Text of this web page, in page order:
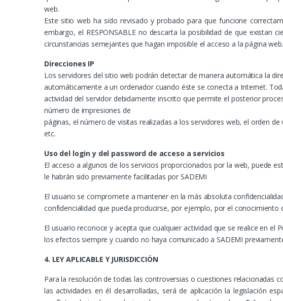
web.
Este sitio web ha sido revisado y probado para que funcione
embargo, el RESPONSABLE no descarta la posibilidad de que
circunstancias semejantes que hagan imposible el acceso a la página web.
Direcciones IP
Los servidores del sitio web podrán detectar de manera automática la
automáticamente a un ordenador cuando éste se conecta a Internet.
actividad del servidor debidamente inscrito que permite el posterior
número de impresiones de
páginas, el número de visitas realizadas a los servidores web, el orden
etc.
Uso del login y del password de acceso a servicios
El acceso a algunos de los servicios proporcionados por la web, puede
le habrán sido previamente facilitadas por SADEMI
El usuario se compromete a mantener en la más absoluta
confidencialidad que pueda producirse, por ejemplo, por el
El usuario reconoce y acepta que cualquier actividad que se realice en
los efectos siempre y cuando no haya comunicado a SADEMI
4. LEY APLICABLE Y JURISDICCIÓN
Para la resolución de todas las controversias o cuestiones relacionadas
las actividades en él desarrolladas, será de aplicación la legislación